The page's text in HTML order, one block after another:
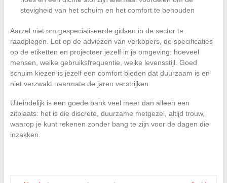
stevigheid van het schuim en het comfort te behouden
Aarzel niet om gespecialiseerde gidsen in de sector te
raadplegen. Let op de adviezen van verkopers, de specificaties
op de etiketten en projecteer jezelf in je omgeving: hoeveel
mensen, welke gebruiksfrequentie, welke levensstijl. Goed
schuim kiezen is jezelf een comfort bieden dat duurzaam is en
niet verzwakt naarmate de jaren verstrijken.
Uiteindelijk is een goede bank veel meer dan alleen een
zitplaats: het is die discrete, duurzame metgezel, altijd trouw,
waarop je kunt rekenen zonder bang te zijn voor de dagen die
inzakken.